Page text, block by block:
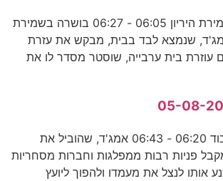
עבודה ערבית 4 - שמירת היריון 06:05 - 06:27 בושרה בשמירת
שנמצא לבד בבית, מבקש את עזרת
עוזרת בית ערבייה, שוסטר מסדר לו את
עבודה ערבית 4 - כבוד 06:20 - 06:43 אמג'ד, שהוביל את
פניות רבות ממפלגות וחברות מסחריות
אותו לנצל את מעמדו ולהפוך ליועץ